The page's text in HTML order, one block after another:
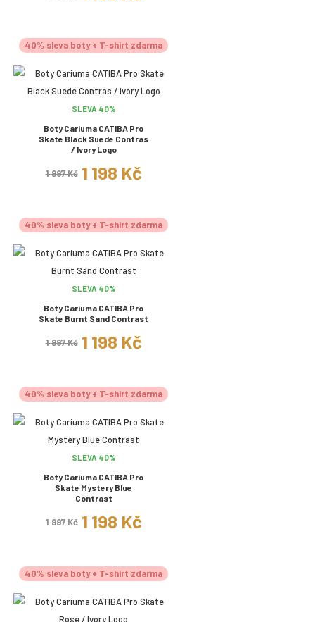
40% sleva boty + T-shirt zdarma
SLEVA 40%
Boty Cariuma CATIBA Pro
Skate Black Suede Contras
/ Ivory Logo
1 997 Kč 1 198 Kč
40% sleva boty + T-shirt zdarma
SLEVA 40%
Boty Cariuma CATIBA Pro
Skate Burnt Sand Contrast
1 997 Kč 1 198 Kč
40% sleva boty + T-shirt zdarma
SLEVA 40%
Boty Cariuma CATIBA Pro
Skate Mystery Blue
Contrast
1 997 Kč 1 198 Kč
40% sleva boty + T-shirt zdarma